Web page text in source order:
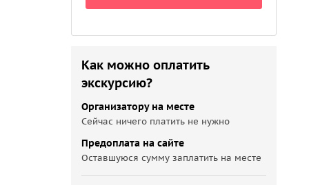
Как можно оплатить
экскурсию?
Организатору на месте
Сейчас ничего платить не нужно
Предоплата на сайте
Оставшуюся сумму заплатить на месте